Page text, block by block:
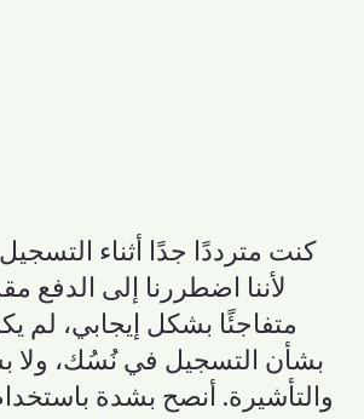
لأننا اضطررنا إلى الدفع
متفاجئًا بشكل إيجابي، لم
بشأن التسجيل في نُسُك، ولا
والتأشيرة. أنصح بشدة